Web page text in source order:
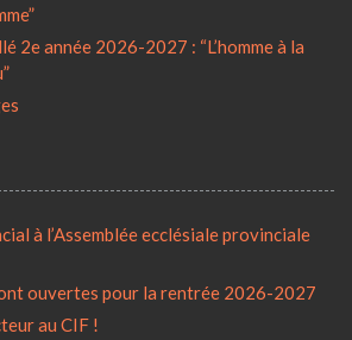
2e année 2026-2027 : “L’homme à la
à l’Assemblée ecclésiale provinciale
ouvertes pour la rentrée 2026-2027
au CIF !